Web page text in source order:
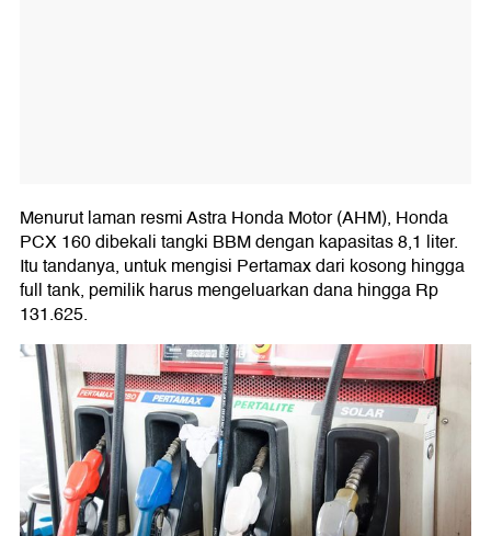
Menurut laman resmi Astra Honda Motor (AHM), Honda
PCX 160 dibekali tangki BBM dengan kapasitas 8,1 liter.
Itu tandanya, untuk mengisi Pertamax dari kosong hingga
full tank, pemilik harus mengeluarkan dana hingga Rp
131.625.